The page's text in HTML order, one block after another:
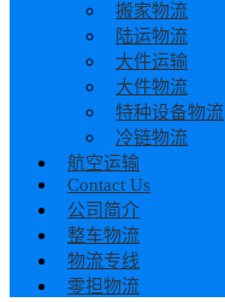
搬家物流
陆运物流
大件运输
大件物流
特种设备物流
冷链物流
航空运输
Contact Us
公司简介
整车物流
物流专线
零担物流